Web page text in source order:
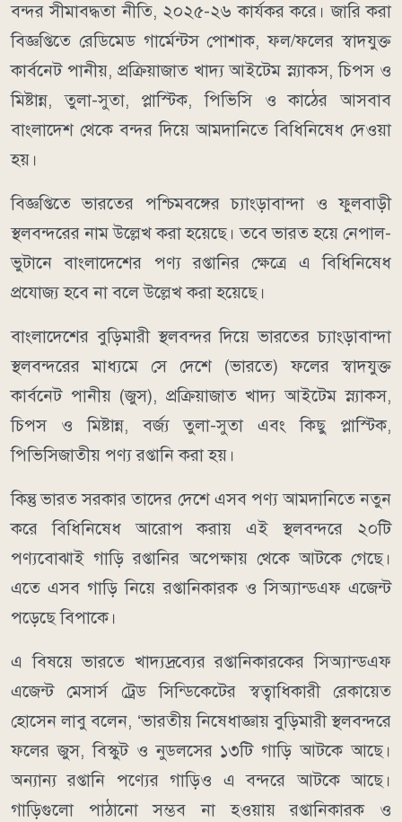
বন্দর সীমাবদ্ধতা নীতি, ২০২৫-২৬ কার্যকর করে। জারি করা
বিজ্ঞপ্তিতে রেডিমেড গার্মেন্টস পোশাক, ফল/ফলের স্বাদযুক্ত
কার্বনেট পানীয়, প্রক্রিয়াজাত খাদ্য আইটেম স্ন্যাকস, চিপস ও
মিষ্টান্ন, তুলা-সুতা, প্লাস্টিক, পিভিসি ও কাঠের আসবাব
বাংলাদেশ থেকে বন্দর দিয়ে আমদানিতে বিধিনিষেধ দেওয়া
হয়।
বিজ্ঞপ্তিতে ভারতের পশ্চিমবঙ্গের চ্যাংড়াবান্দা ও ফুলবাড়ী
স্থলবন্দরের নাম উল্লেখ করা হয়েছে। তবে ভারত হয়ে নেপাল-
ভুটানে বাংলাদেশের পণ্য রপ্তানির ক্ষেত্রে এ বিধিনিষেধ
প্রযোজ্য হবে না বলে উল্লেখ করা হয়েছে।
বাংলাদেশের বুড়িমারী স্থলবন্দর দিয়ে ভারতের চ্যাংড়াবান্দা
স্থলবন্দরের মাধ্যমে সে দেশে (ভারতে) ফলের স্বাদযুক্ত
কার্বনেট পানীয় (জুস), প্রক্রিয়াজাত খাদ্য আইটেম স্ন্যাকস,
চিপস ও মিষ্টান্ন, বর্জ্য তুলা-সুতা এবং কিছু প্লাস্টিক,
পিভিসিজাতীয় পণ্য রপ্তানি করা হয়।
কিন্তু ভারত সরকার তাদের দেশে এসব পণ্য আমদানিতে নতুন
করে বিধিনিষেধ আরোপ করায় এই স্থলবন্দরে ২০টি
পণ্যবোঝাই গাড়ি রপ্তানির অপেক্ষায় থেকে আটকে গেছে।
এতে এসব গাড়ি নিয়ে রপ্তানিকারক ও সিঅ্যান্ডএফ এজেন্ট
পড়েছে বিপাকে।
এ বিষয়ে ভারতে খাদ্যদ্রব্যের রপ্তানিকারকের সিঅ্যান্ডএফ
এজেন্ট মেসার্স ট্রেড সিন্ডিকেটের স্বত্বাধিকারী রেকায়েত
হোসেন লাবু বলেন, ‘ভারতীয় নিষেধাজ্ঞায় বুড়িমারী স্থলবন্দরে
ফলের জুস, বিস্কুট ও নুডলসের ১৩টি গাড়ি আটকে আছে।
অন্যান্য রপ্তানি পণ্যের গাড়িও এ বন্দরে আটকে আছে।
গাড়িগুলো পাঠানো সম্ভব না হওয়ায় রপ্তানিকারক ও